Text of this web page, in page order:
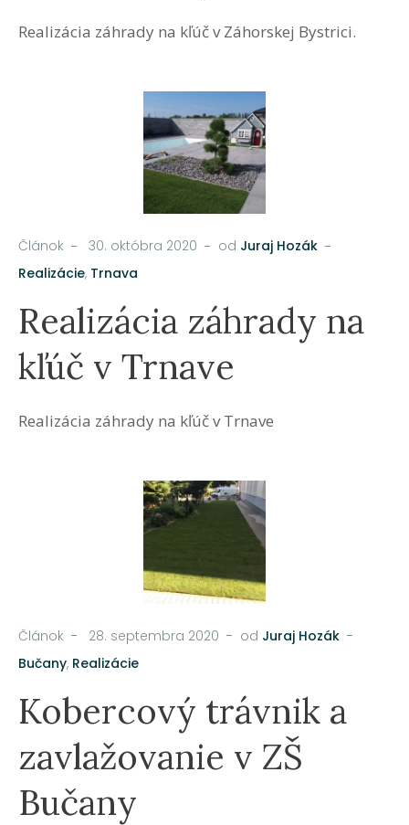
Realizácia záhrady na kľúč v Záhorskej Bystrici.
Článok 30. októbra 2020 od Juraj Hozák
Realizácie, Trnava
Realizácia záhrady na
kľúč v Trnave
Realizácia záhrady na kľúč v Trnave
Článok 28. septembra 2020 od Juraj Hozák
Bučany, Realizácie
Kobercový trávnik a
zavlažovanie v ZŠ
Bučany